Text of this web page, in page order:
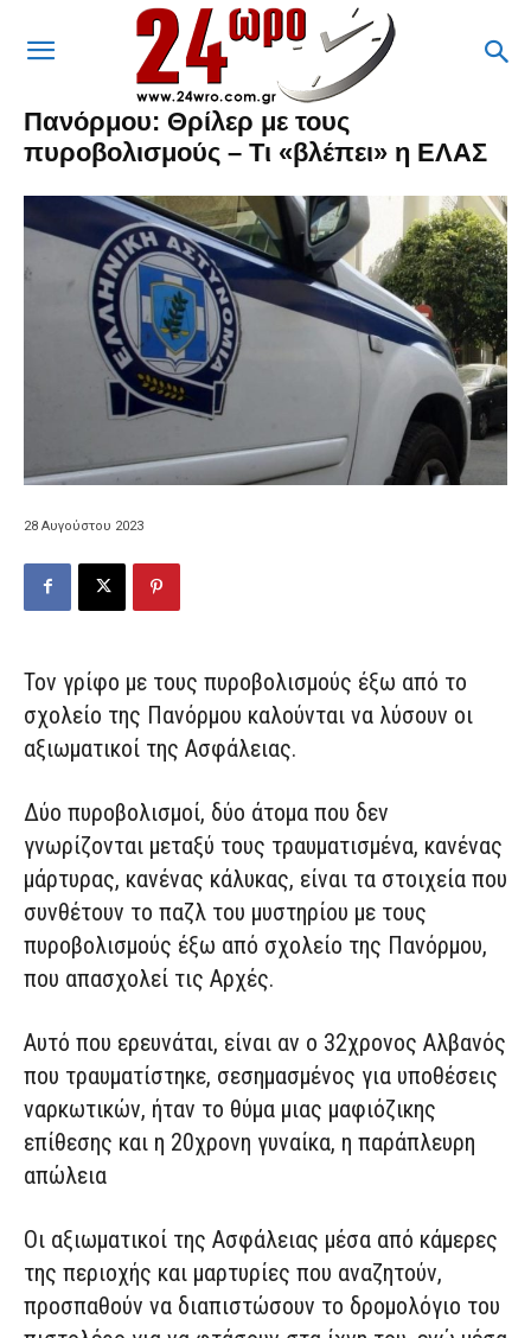
Πανόρμου: Θρίλερ με τους
πυροβολισμούς – Τι «βλέπει» η ΕΛΑΣ
28 Αυγούστου 2023
Τον γρίφο με τους πυροβολισμούς έξω από το
σχολείο της Πανόρμου καλούνται να λύσουν οι
αξιωματικοί της Ασφάλειας.
Δύο πυροβολισμοί, δύο άτομα που δεν
γνωρίζονται μεταξύ τους τραυματισμένα, κανένας
μάρτυρας, κανένας κάλυκας, είναι τα στοιχεία που
συνθέτουν το παζλ του μυστηρίου με τους
πυροβολισμούς έξω από σχολείο της Πανόρμου,
που απασχολεί τις Αρχές.
Αυτό που ερευνάται, είναι αν ο 32χρονος Αλβανός
που τραυματίστηκε, σεσημασμένος για υποθέσεις
ναρκωτικών, ήταν το θύμα μιας μαφιόζικης
επίθεσης και η 20χρονη γυναίκα, η παράπλευρη
απώλεια
Οι αξιωματικοί της Ασφάλειας μέσα από κάμερες
της περιοχής και μαρτυρίες που αναζητούν,
προσπαθούν να διαπιστώσουν το δρομολόγιο του